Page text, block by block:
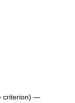
criterion) —